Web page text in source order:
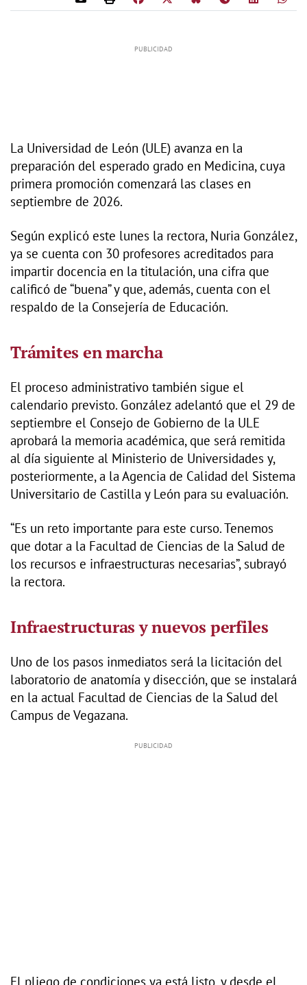
La Universidad de León (ULE) avanza en la
preparación del esperado grado en Medicina, cuya
primera promoción comenzará las clases en
septiembre de 2026.
Según explicó este lunes la rectora, Nuria González,
ya se cuenta con 30 profesores acreditados para
impartir docencia en la titulación, una cifra que
calificó de “buena” y que, además, cuenta con el
respaldo de la Consejería de Educación.
Trámites en marcha
El proceso administrativo también sigue el
calendario previsto. González adelantó que el 29 de
septiembre el Consejo de Gobierno de la ULE
aprobará la memoria académica, que será remitida
al día siguiente al Ministerio de Universidades y,
posteriormente, a la Agencia de Calidad del Sistema
Universitario de Castilla y León para su evaluación.
“Es un reto importante para este curso. Tenemos
que dotar a la Facultad de Ciencias de la Salud de
los recursos e infraestructuras necesarias”, subrayó
la rectora.
Infraestructuras y nuevos perfiles
Uno de los pasos inmediatos será la licitación del
laboratorio de anatomía y disección, que se instalará
en la actual Facultad de Ciencias de la Salud del
Campus de Vegazana.